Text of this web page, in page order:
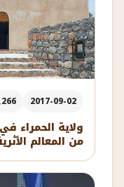
2017-09-02
10,266
ولاية الحمراء
من المعالم